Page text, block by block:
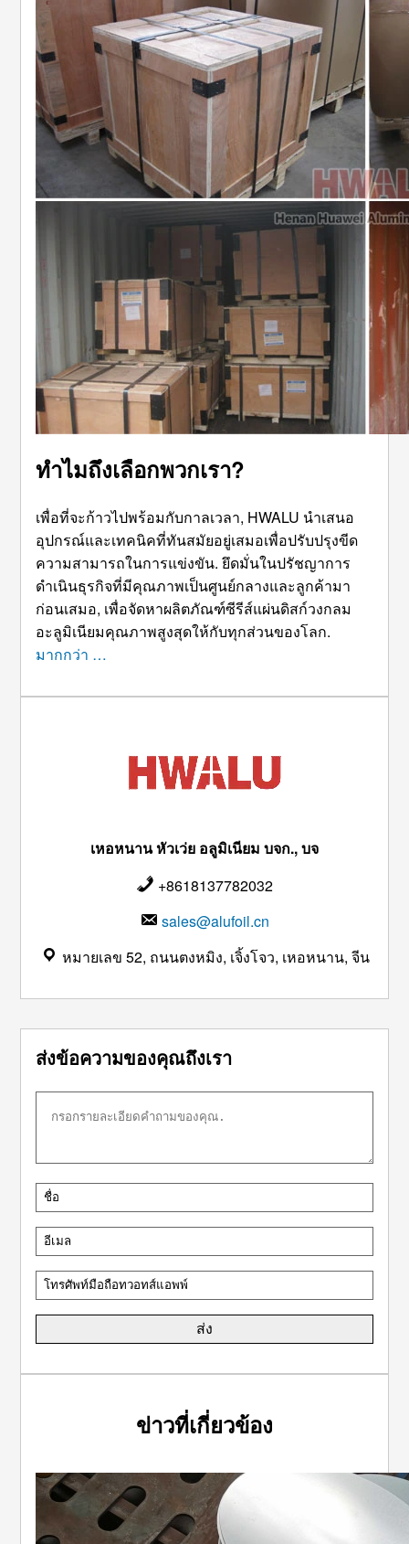
ทำไมถึงเลือกพวกเรา?
เพื่อที่จะก้าวไปพร้อมกับกาลเวลา, HWALU นำเสนอ
อุปกรณ์และเทคนิคที่ทันสมัยอยู่เสมอเพื่อปรับปรุงขีด
ความสามารถในการแข่งขัน. ยึดมั่นในปรัชญาการ
ดำเนินธุรกิจที่มีคุณภาพเป็นศูนย์กลางและลูกค้ามา
ก่อนเสมอ, เพื่อจัดหาผลิตภัณฑ์ซีรีส์แผ่นดิสก์วงกลม
อะลูมิเนียมคุณภาพสูงสุดให้กับทุกส่วนของโลก.
มากกว่า …
เหอหนาน หัวเว่ย อลูมิเนียม บจก., บจ
+8618137782032
sales@alufoil.cn
หมายเลข 52, ถนนตงหมิง, เจิ้งโจว, เหอหนาน, จีน
ส่งข้อความของคุณถึงเรา
ข่าวที่เกี่ยวข้อง